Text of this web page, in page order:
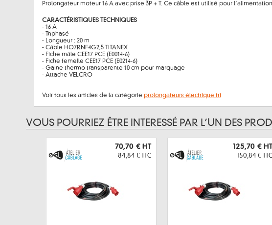
Prolongateur moteur 16 A avec prise 3P + T. Ce câble est utilisé pour
CARACTÉRISTIQUES TECHNIQUES
- 16 A
- Triphasé
- Longueur : 20 m
- Câble HO7RNF4G2,5 TITANEX
- Fiche mâle CEE17 PCE (E0014-6)
- Fiche femelle CEE17 PCE (E0214-6)
- Gaine thermo transparente 10 cm pour marquage
- Attache VELCRO
Voir tous les articles de la catégorie prolongateurs électrique tri
VOUS POURRIEZ ÊTRE INTERESSÉ PAR L’UN DES
70,70 € HT
84,84 € TTC
125,70 € HT
150,84 € TTC